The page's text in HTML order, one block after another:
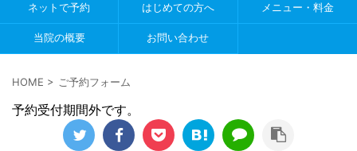
ネットで予約 はじめての方へ メニュー・料金
当院の概要 お問い合わせ
HOME > ご予約フォーム
予約受付期間外です。